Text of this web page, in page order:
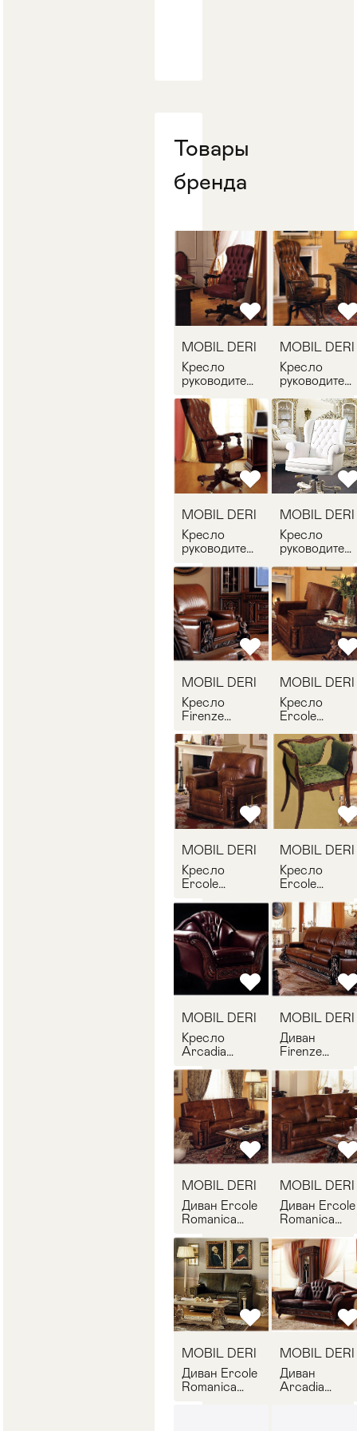
Товары
бренда
MOBIL DERI
Кресло
руководителя
MOBIL DERI
AR/PP/PE
MOBIL DERI
Кресло
MOBIL DERI
FI/PL/P
MOBIL DERI
Кресло
руководителя
MOBIL DERI
FI/PP/P
MOBIL DERI
Кресло
DI/PP/N
MOBIL DERI
Кресло
Firenze
FI/PO/P
MOBIL DERI
Кресло
Ercole
MOBIL DERI
ER/PO/P
MOBIL DERI
Кресло
Ercole
MOBIL DERI
ER/PO/T/P
MOBIL DERI
Кресло
Ercole
MOBIL DERI
ER/PC/B
MOBIL DERI
Кресло
Arcadia
AR/PO/PE
MOBIL DERI
Диван
Firenze
FI/D3/P
MOBIL DERI
Диван Ercole
Romanica
ER/D3/P
MOBIL DERI
Диван Ercole
Romanica
ER/D3/T/P
MOBIL DERI
Диван Ercole
Romanica
MOBIL DERI
Диван
Arcadia